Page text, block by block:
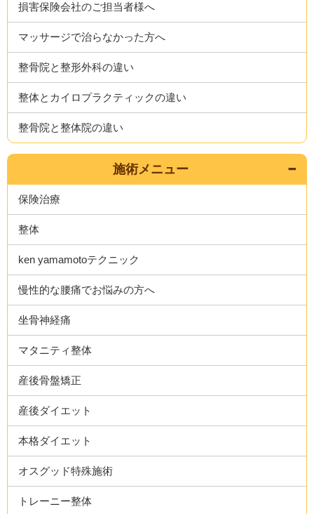
損害保険会社のご担当者様へ
マッサージで治らなかった方へ
整骨院と整形外科の違い
整体とカイロプラクティックの違い
整骨院と整体院の違い
施術メニュー
保険治療
整体
ken yamamotoテクニック
慢性的な腰痛でお悩みの方へ
坐骨神経痛
マタニティ整体
産後骨盤矯正
産後ダイエット
本格ダイエット
オスグッド特殊施術
トレーニー整体